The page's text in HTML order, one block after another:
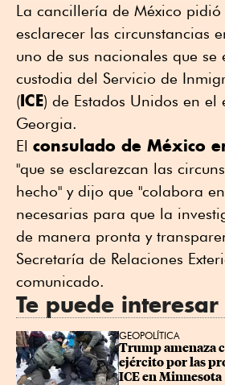
La cancillería de México pidió
esclarecer las circunstancias
uno de sus nacionales que
custodia del Servicio de
(ICE) de Estados Unidos en el
Georgia.
El consulado de México
"que se esclarezcan las
hecho" y dijo que "colabora
necesarias para que la
de manera pronta y
Secretaría de Relaciones
comunicado.
Te puede interesar
GEOPOLÍTICA
Trump amenaza
ejército por las
ICE en Minnesota